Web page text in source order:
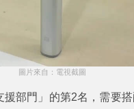
圖片來自：電視截圖
援部門」 的第2名，需要